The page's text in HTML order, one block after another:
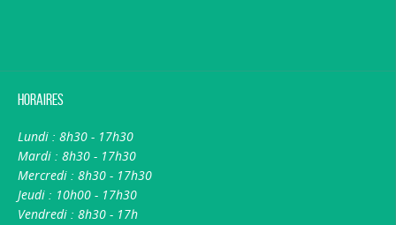
Horaires
Lundi : 8h30 - 17h30
Mardi : 8h30 - 17h30
Mercredi : 8h30 - 17h30
Jeudi : 10h00 - 17h30
Vendredi : 8h30 - 17h